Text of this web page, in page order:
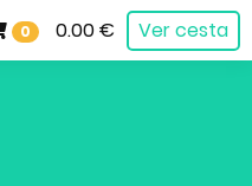
0 0.00 € Ver cesta